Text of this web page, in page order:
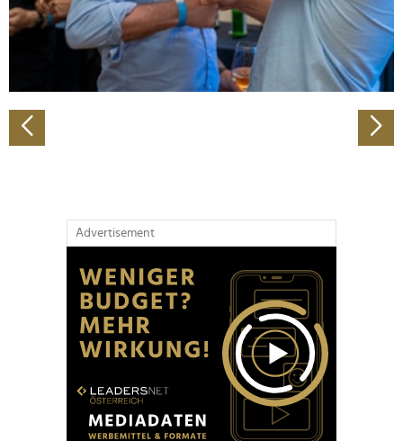
Wir verwenden Cookies, um Inhalte und Anzeigen zu
personalisieren, Funktionen für soziale Medien anbieten
zu können und die Zugriffe auf unsere Website zu
analysieren. Außerdem geben wir Informationen zu Ihrer
Verwendung unserer Website an unsere Partner für
soziale Medien, Werbung und Analysen weiter. Unsere
Partner führen diese Informationen möglicherweise mit
Advertisement